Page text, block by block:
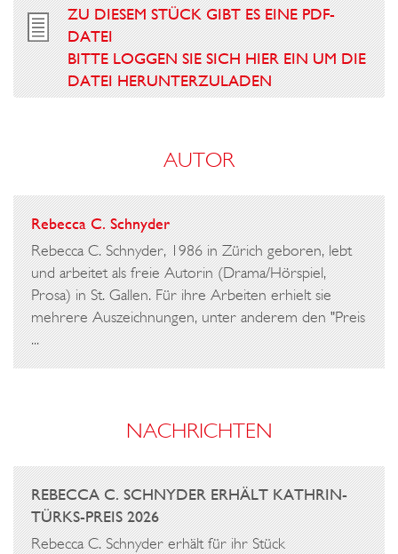
ZU DIESEM STÜCK GIBT ES EINE PDF-
DATEI
BITTE LOGGEN SIE SICH HIER EIN UM DIE
DATEI HERUNTERZULADEN
AUTOR
Rebecca C. Schnyder
Rebecca C. Schnyder, 1986 in Zürich geboren, lebt
und arbeitet als freie Autorin (Drama/Hörspiel,
Prosa) in St. Gallen. Für ihre Arbeiten erhielt sie
mehrere Auszeichnungen, unter anderem den "Preis
...
NACHRICHTEN
REBECCA C. SCHNYDER ERHÄLT KATHRIN-
TÜRKS-PREIS 2026
Rebecca C. Schnyder erhält für ihr Stück